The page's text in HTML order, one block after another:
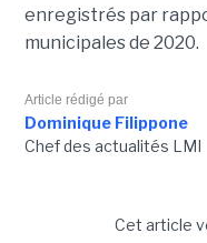
enregistrés par
municipales de 2020.
Article rédigé par
Dominique Filippone
Chef des actualités LMI
Cet article